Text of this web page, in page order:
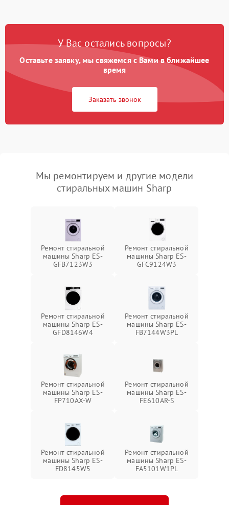
У Вас остались вопросы?
Оставьте заявку, мы свяжемся с Вами в ближайшее
время
Заказать звонок
Мы ремонтируем и другие модели
стиральных машин Sharp
Ремонт стиральной
машины Sharp ES-
GFB7123W3
Ремонт стиральной
машины Sharp ES-
GFC9124W3
Ремонт стиральной
машины Sharp ES-
GFD8146W4
Ремонт стиральной
машины Sharp ES-
FB7144W3PL
Ремонт стиральной
машины Sharp ES-
FP710AX-W
Ремонт стиральной
машины Sharp ES-
FE610AR-S
Ремонт стиральной
машины Sharp ES-
FD8145W5
Ремонт стиральной
машины Sharp ES-
FA5101W1PL